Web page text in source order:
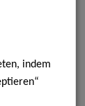
indem